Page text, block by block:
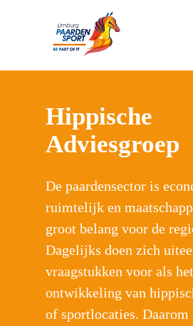
Hippische
Adviesgroep
De paardensector is
ruimtelijk en
groot belang voor de
Dagelijks doen zich
vraagstukken voor als
ontwikkeling van
of sportlocaties. Daarom